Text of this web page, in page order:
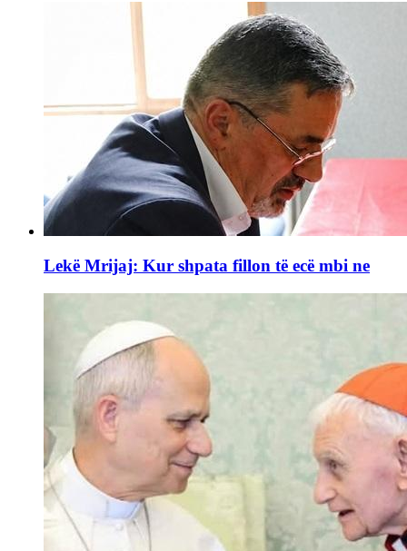
Lekë Mrijaj: Kur shpata fillon të ecë mbi ne